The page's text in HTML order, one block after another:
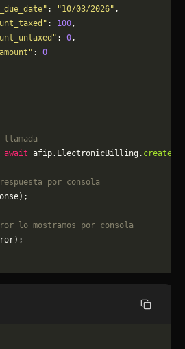
: "10/03/2026" ,
: 100,
: 0,
: 0
llamada
await afip.ElectronicBilling.
por consola
lo mostramos por consola
Copiar